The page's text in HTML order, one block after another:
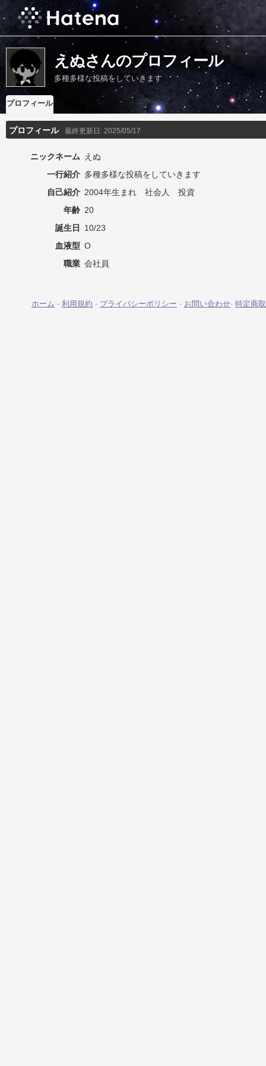
えぬさんのプロフィール
多種多様な投稿をしていきます
プロフィール
プロフィール 最終更新日: 2025/05/17
ニックネーム えぬ
一行紹介 多種多様な投稿をしていきます
自己紹介 2004年生まれ 社会人 投資
年齢 20
誕生日
10/23
血液型 O
職業 会社員
ホーム - 利用規約 - プライバシーポリシー - お問い合わせ- 特定商